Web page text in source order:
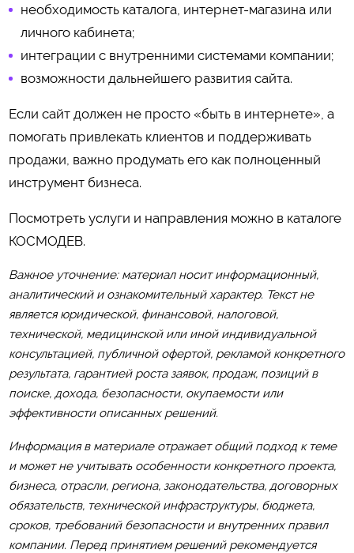
необходимость каталога, интернет-магазина или
личного кабинета;
интеграции с внутренними системами компании;
возможности дальнейшего развития сайта.
Если сайт должен не просто «быть в интернете», а
помогать привлекать клиентов и поддерживать
продажи, важно продумать его как полноценный
инструмент бизнеса.
Посмотреть услуги и направления можно в каталоге
КОСМОДЕВ.
Важное уточнение: материал носит информационный,
аналитический и ознакомительный характер. Текст не
является юридической, финансовой, налоговой,
технической, медицинской или иной индивидуальной
консультацией, публичной офертой, рекламой конкретного
результата, гарантией роста заявок, продаж, позиций в
поиске, дохода, безопасности, окупаемости или
эффективности описанных решений.
Информация в материале отражает общий подход к теме
и может не учитывать особенности конкретного проекта,
бизнеса, отрасли, региона, законодательства, договорных
обязательств, технической инфраструктуры, бюджета,
сроков, требований безопасности и внутренних правил
компании. Перед принятием решений рекомендуется